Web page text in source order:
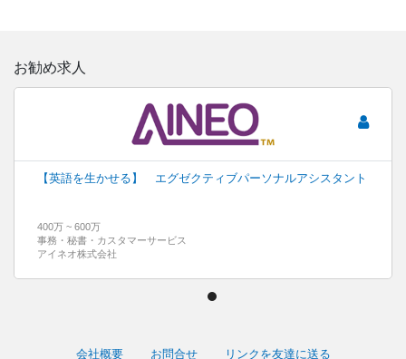
お勧め求人
【英語を生かせる】 エグゼクティブパーソナルアシスタント
400万 ~ 600万
事務・秘書・カスタマーサービス
アイネオ株式会社
会社概要 お問合せ
リンクを友達に送る